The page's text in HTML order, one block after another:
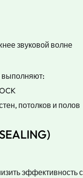
звуковой волне
выполняют:
потолков и полов
эффективность